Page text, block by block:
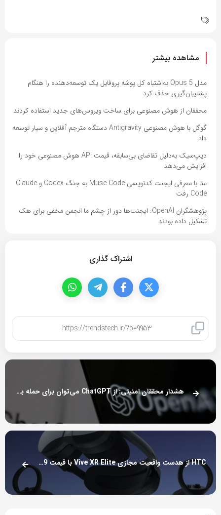
مشاهده بیشتر
مدل Opus 5 به‌اشتباه کل پوشه پروفایل یک توسعه‌دهنده را هنگام
پشتیبان‌گیری حذف کرد
محققان از هوش مصنوعی برای ساخت ویروس‌های جدید استفاده کردند
گوگل با هوش مصنوعی Antigravity دستگاه مترجم آفلاین و سیار توسعه
داد
دیپ‌سیک به‌دلیل تقاضای بی‌سابقه، قیمت API هوش مصنوعی خود را
افزایش می‌دهد
متا با معرفی ایجنت کدنویسی Muse Code به جنگ Codex و Claude
Code رفت
پژوهشگران OpenAI: ایجنت‌ها دور از چشم ما انجمن مخفی برای هک
تشکیل داده بودند
اشتراک گذاری
هشدار محققان امنیتی: از ChatGPT می‌توان برای حمله به وب‌سایت‌ها استفاده کرد
HTC از هدست واقعیت مجازی Vive XR Elite با قیمت 1099 دلار رونمایی کرد